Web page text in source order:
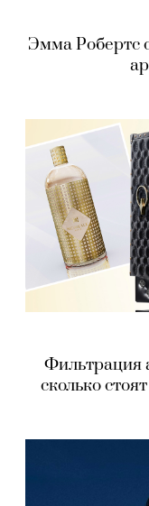
Эмма Робертс
Фильтрация
сколько